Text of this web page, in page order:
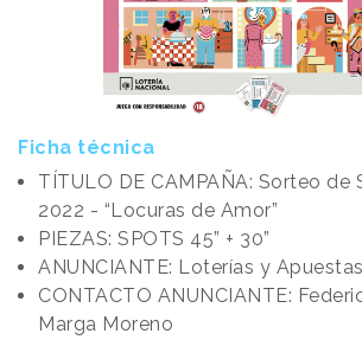
Ficha técnica
TÍTULO DE CAMPAÑA: Sorteo de
2022 - “Locuras de Amor”
PIEZAS: SPOTS 45” + 30”
ANUNCIANTE: Loterías y
CONTACTO ANUNCIANTE:
Marga Moreno